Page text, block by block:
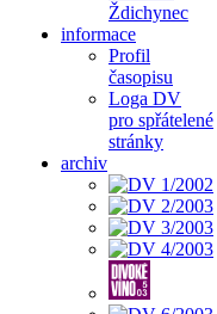
Ždichynec
informace
Profil
časopisu
Loga DV
pro spřátelené
stránky
archiv